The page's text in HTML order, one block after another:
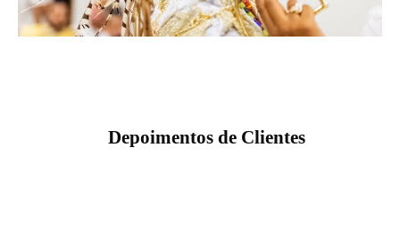
Depoimentos de Clientes